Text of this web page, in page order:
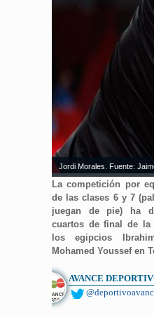
Jordi Morales. Fuente:
La competición por
de las clases 6 y 7
juegan de pie) ha
cuartos de final de la
los egipcios
Mohamed Youssef en
AVANCE